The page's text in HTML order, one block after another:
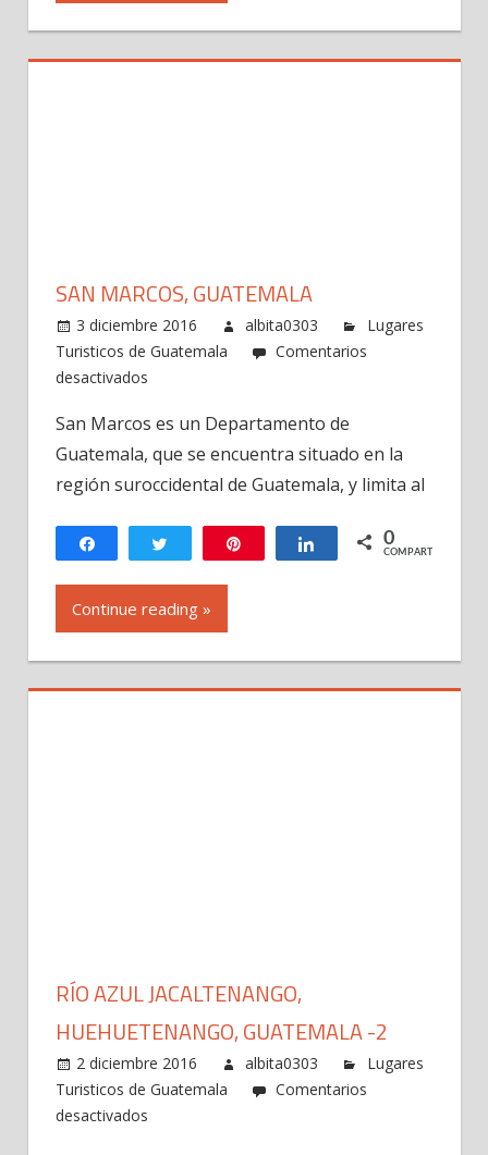
SAN MARCOS, GUATEMALA
3 diciembre 2016 albita0303
Lugares
Turisticos de Guatemala
Comentarios
desactivados
Marcos,
Guatemala
San Marcos es un Departamento de
Guatemala, que se encuentra situado en la
región suroccidental de Guatemala, y limita al
Compartir Twittear Compartir
0
COMPARTIR
Continue reading »
RÍO AZUL JACALTENANGO,
HUEHUETENANGO, GUATEMALA -2
2 diciembre 2016 albita0303
Lugares
Turisticos de Guatemala
Comentarios
desactivados